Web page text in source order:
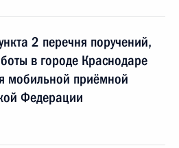
2 перечня поручений,
в городе Краснодаре
мобильной приёмной
Федерации